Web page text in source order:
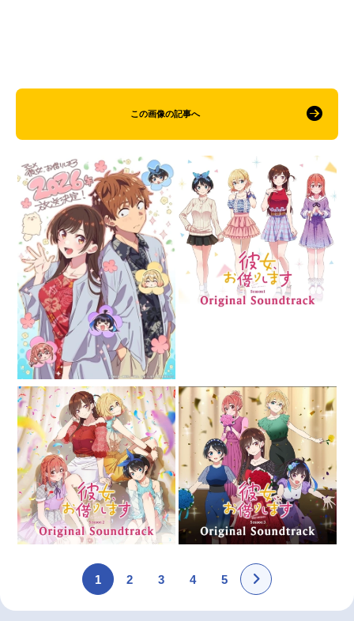
この画像の記事へ
1 2 3 4 5